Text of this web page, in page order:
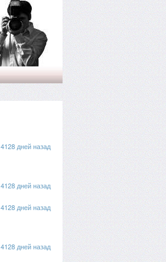
4128 дней назад
4128 дней назад
4128 дней назад
4128 дней назад